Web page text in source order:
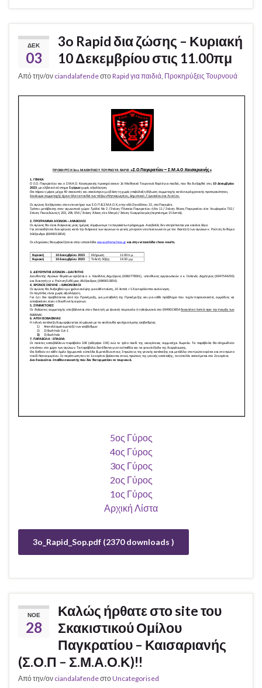
ΔΕΚ
03
3o Rapid δια ζώσης – Κυριακή
10 Δεκεμβρίου στις 11.00πμ
Από την/ον ciandalafendeστοRapid για παιδιά, Προκηρύξεις Τουρνουά
5ος Γύρος
4ος Γύρος
3ος Γύρος
2ος Γύρος
1ος Γύρος
Αρχική Λίστα
3o_Rapid_Sop.pdf (2370 downloads )
ΝΟΈ
28
Καλώς ήρθατε στο site του
Σκακιστικού Ομίλου
Παγκρατίου – Καισαριανής
(Σ.Ο.Π – Σ.Μ.Α.Ο.Κ)!!
Από την/ον ciandalafendeστοUncategorised